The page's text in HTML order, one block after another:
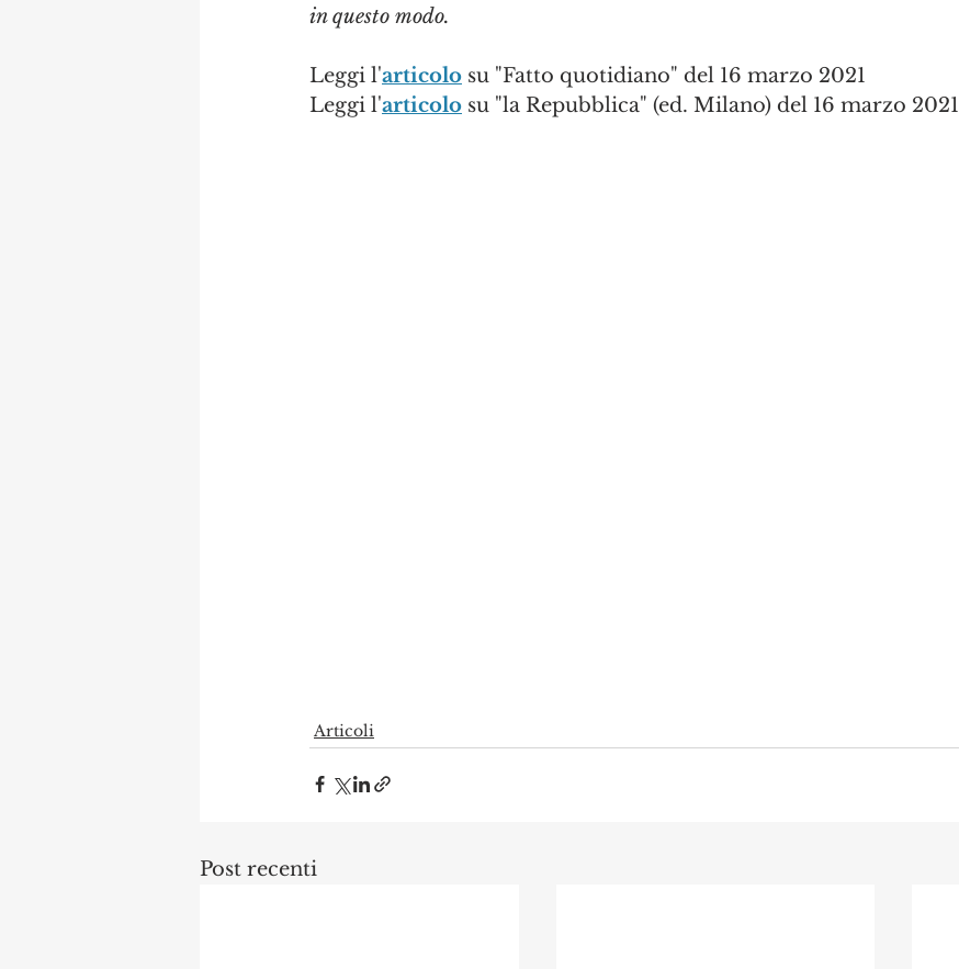
in questo modo.
Leggi l'articolo su "Fatto quotidiano" del 16 marzo 2021
Leggi l'articolo su "la Repubblica" (ed. Milano) del 16 marzo 2021
Articoli
Post recenti